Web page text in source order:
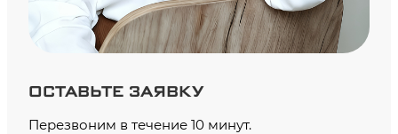
ОСТАВЬТЕ ЗАЯВКУ
Перезвоним в течение 10 минут.